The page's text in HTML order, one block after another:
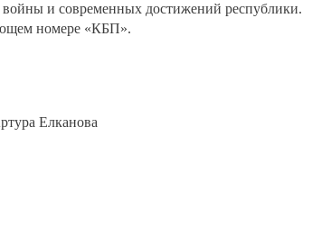
и современных достижений республики.
номере «КБП».
Елканова